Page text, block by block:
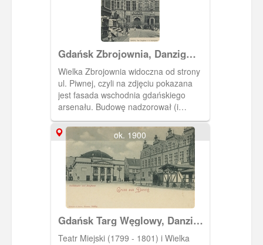
Gdańsk Zbrojownia, Danzig
Zeughaus
Wielka Zbrojownia widoczna od strony
ul. Piwnej, czyli na zdjęciu pokazana
jest fasada wschodnia gdańskiego
arsenału. Budowę nadzorował (i
zapewne projektował budynek arch.
Anton van Obberghen). Głównym
budowniczym był Hans Strakowski, zaś
wystrój rzeźbiarski jest dziełem
Abrahama van den Block' a. Obecnie
Wielka Zbrojownia stanowi siedzibę
Akademii Sztuk Pięknych.
ok. 1900
Gdańsk Targ Węglowy, Danzig
Kohlenmarkt
Teatr Miejski (1799 - 1801) i Wielka